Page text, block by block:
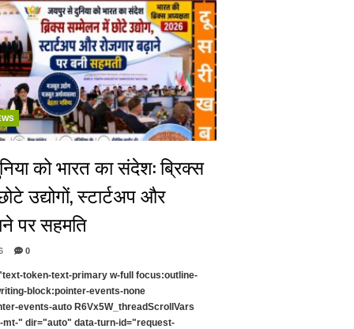
को भारत का संदेश: ब्रिक्स
उद्योगों, स्टार्टअप और
पर सहमति
0
token-text-primary w-full focus:outline-
block:pointer-events-none
events-auto R6Vx5W_threadScrollVars
" dir="auto" data-turn-id="request-